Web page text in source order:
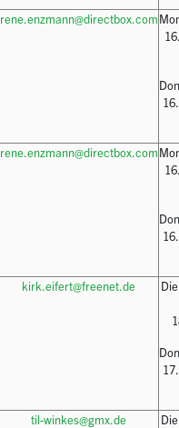
rene.enzmann@directbox.com
rene.enzmann@directbox.com
kirk.eifert@freenet.de
til-winkes@gmx.de